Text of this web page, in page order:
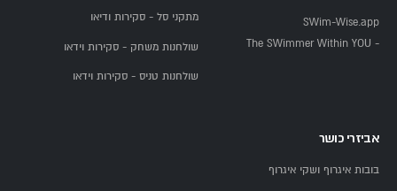
SWim-Wise.app
- The SWimmer Within YOU
מתקני סל - סקירות ודיאו
שולחנות משחק - סקירות וידאו
שולחנות טניס - סקירות וידאו
אביזרי כושר
בובות איגרוף ושקי איגרוף